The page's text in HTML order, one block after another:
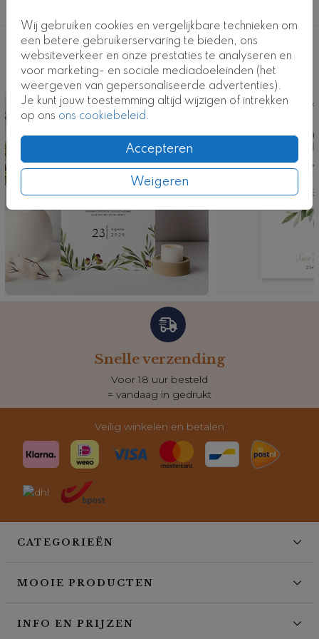
Wij gebruiken cookies en vergelijkbare technieken om
een betere gebruikerservaring te bieden, ons
websiteverkeer en onze prestaties te analyseren en
voor marketing- en sociale mediadoeleinden (het
weergeven van gepersonaliseerde advertenties).
Je kunt jouw toestemming altijd wijzigen of intrekken
op ons ons cookiebeleid.
Accepteren
Weigeren
Deze ontwerpen vind je misschien ook
leuk
Kaart
Snelle verzending
Voor 18 uur besteld
= vandaag in gedrukt
Veilig winkelen en betalen
CATEGORIEËN
MOOIE PRODUCTEN
INFO EN PRIJZEN